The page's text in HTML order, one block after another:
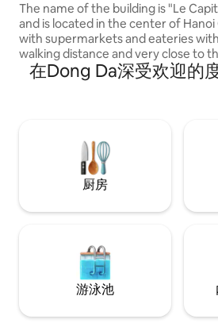
台/Netflix
The name of the building is "Le
and is located in the center of Hanoi
with supermarkets and eateries
walking distance and very close to
building. ★ Located at 8th floor - Le
Capitole Building - 27 Thai Thinh,
(4-7 SEATS) from 4 NIGHTS ★ FREE
Netflix and washing machine ★ Offer
city guidebook for navitation ★
Numerous attractions are nearby
在Dong Da深受欢迎的
厨房
游泳池